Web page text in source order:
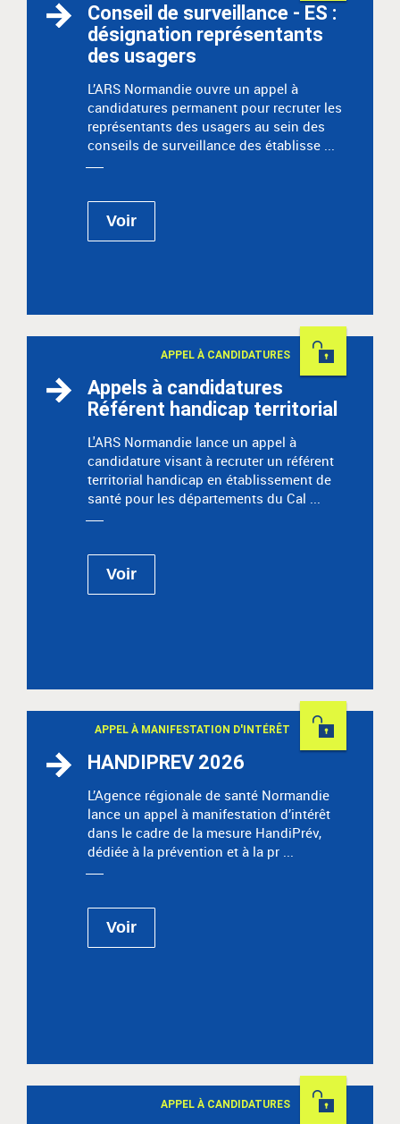
Conseil de surveillance - ES :
désignation représentants
des usagers
L’ARS Normandie ouvre un appel à
candidatures permanent pour recruter les
représentants des usagers au sein des
conseils de surveillance des établisse ...
Voir
Appels à candidatures
Référent handicap territorial
APPEL À CANDIDATURES Permanent
L'ARS Normandie lance un appel à
candidature visant à recruter un référent
territorial handicap en établissement de
santé pour les départements du Cal ...
Voir
HANDIPREV 2026
APPEL À MANIFESTATION D'INTÉRÊT Permanent
L’Agence régionale de santé Normandie
lance un appel à manifestation d’intérêt
dans le cadre de la mesure HandiPrév,
dédiée à la prévention et à la pr ...
Voir
APPEL À CANDIDATURES Permanent